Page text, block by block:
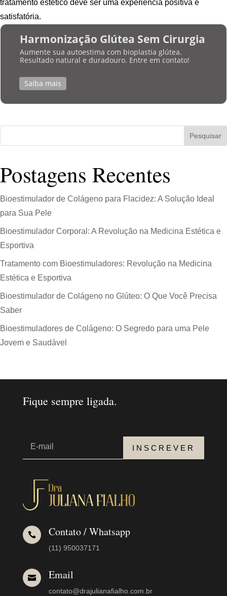
tratamento estético deve ser uma experiência positiva e
satisfatória.
Harmonização Glútea Sem Cirurgia
Aumente sua autoestima com bioplastia glútea.
Resultado natural e duradouro. Entre em contato!
Saiba mais
Pesquisar
Postagens Recentes
Bioestimulador de Colágeno para Flacidez: A Solução Ideal
para Sua Pele
Bioestimulador Corporal: A Revolução na Medicina Estética e
Esportiva
Tratamento com Bioestimuladores: Revolução na Medicina
Estética e Esportiva
Bioestimulador de Colágeno no Glúteo: O Que Você Precisa
Saber
Bioestimuladores de Colágeno: O Segredo para uma Pele
Jovem e Saudável
Fique sempre ligada.
INSCREVER
 Contato / Whatsapp
(11) 950037171
 Email
contato@drajulianafialho.com.br